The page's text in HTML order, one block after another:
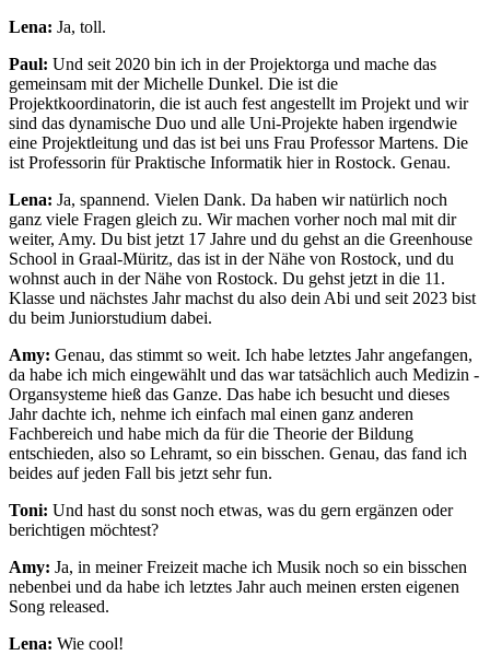
Lena: Ja, toll.
Paul: Und seit 2020 bin ich in der Projektorga und mache das
gemeinsam mit der Michelle Dunkel. Die ist die
Projektkoordinatorin, die ist auch fest angestellt im Projekt und wir
sind das dynamische Duo und alle Uni-Projekte haben irgendwie
eine Projektleitung und das ist bei uns Frau Professor Martens. Die
ist Professorin für Praktische Informatik hier in Rostock. Genau.
Lena: Ja, spannend. Vielen Dank. Da haben wir natürlich noch
ganz viele Fragen gleich zu. Wir machen vorher noch mal mit dir
weiter, Amy. Du bist jetzt 17 Jahre und du gehst an die Greenhouse
School in Graal-Müritz, das ist in der Nähe von Rostock, und du
wohnst auch in der Nähe von Rostock. Du gehst jetzt in die 11.
Klasse und nächstes Jahr machst du also dein Abi und seit 2023 bist
du beim Juniorstudium dabei.
Amy: Genau, das stimmt so weit. Ich habe letztes Jahr angefangen,
da habe ich mich eingewählt und das war tatsächlich auch Medizin -
Organsysteme hieß das Ganze. Das habe ich besucht und dieses
Jahr dachte ich, nehme ich einfach mal einen ganz anderen
Fachbereich und habe mich da für die Theorie der Bildung
entschieden, also so Lehramt, so ein bisschen. Genau, das fand ich
beides auf jeden Fall bis jetzt sehr fun.
Toni: Und hast du sonst noch etwas, was du gern ergänzen oder
berichtigen möchtest?
Amy: Ja, in meiner Freizeit mache ich Musik noch so ein bisschen
nebenbei und da habe ich letztes Jahr auch meinen ersten eigenen
Song released.
Lena: Wie cool!